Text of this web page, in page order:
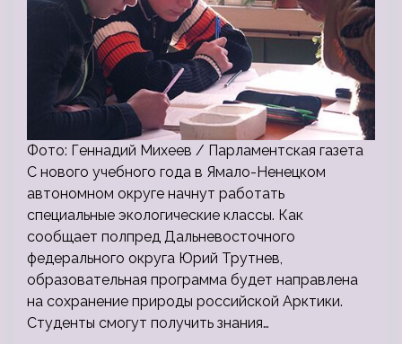
Фото: Геннадий Михеев / Парламентская газета
С нового учебного года в Ямало-Ненецком
автономном округе начнут работать
специальные экологические классы. Как
сообщает полпред Дальневосточного
федерального округа Юрий Трутнев,
образовательная программа будет направлена
на сохранение природы российской Арктики.
Студенты смогут получить знания…